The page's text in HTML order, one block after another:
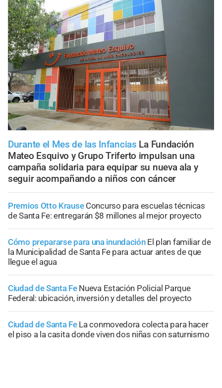
Durante el Mes de las Infancias La Fundación
Mateo Esquivo y Grupo Triferto impulsan una
campaña solidaria para equipar su nueva ala y
seguir acompañando a niños con cáncer
Premios Otto Krause Concurso para escuelas técnicas
de Santa Fe: entregarán $8 millones al mejor proyecto
Cómo prepararse para una inundación El plan familiar de
la Municipalidad de Santa Fe para actuar antes de que
llegue el agua
Ciudad de Santa Fe Nueva Estación Policial Parque
Federal: ubicación, inversión y detalles del proyecto
Ciudad de Santa Fe La conmovedora colecta para hacer
el piso a la casita donde viven dos niñas con saturnismo